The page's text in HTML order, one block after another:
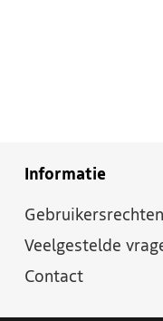
Informatie
Gebruikersrechten
Veelgestelde
Contact